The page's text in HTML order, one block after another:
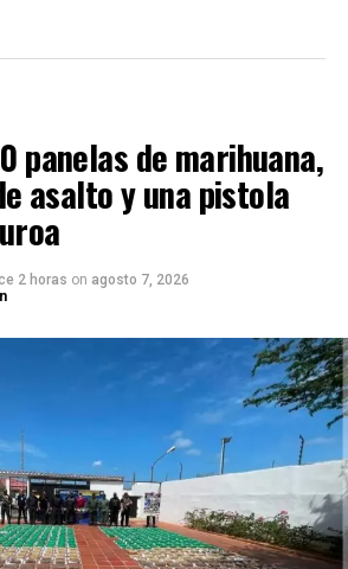
panelas de marihuana,
asalto y una pistola
2 horas on agosto 7, 2026